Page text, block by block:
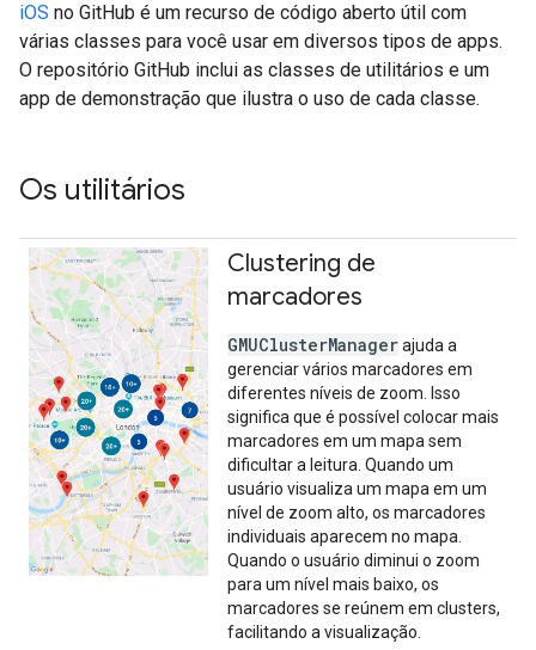
iOS no GitHub é um recurso de código aberto útil com
várias classes para você usar em diversos tipos de apps.
O repositório GitHub inclui as classes de utilitários e um
app de demonstração que ilustra o uso de cada classe.
Os utilitários
Clustering de
marcadores
GMUClusterManagerajuda a
gerenciar vários marcadores em
diferentes níveis de zoom. Isso
significa que é possível colocar mais
marcadores em um mapa sem
dificultar a leitura. Quando um
usuário visualiza um mapa em um
nível de zoom alto, os marcadores
individuais aparecem no mapa.
Quando o usuário diminui o zoom
para um nível mais baixo, os
marcadores se reúnem em clusters,
facilitando a visualização.